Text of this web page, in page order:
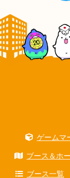
ゲームマ
ブース＆ホ
ブース一覧